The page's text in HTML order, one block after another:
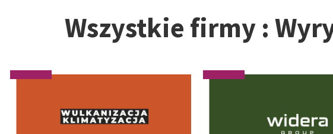
Wszystkie firmy :